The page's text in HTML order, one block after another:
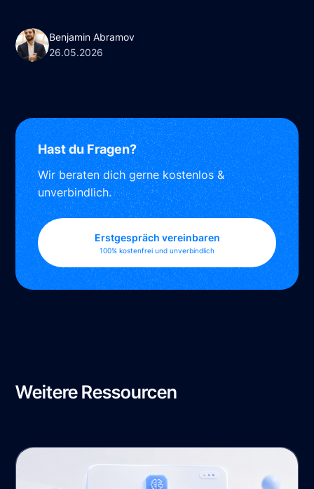
Benjamin Abramov
26.05.2026
Hast du Fragen?
Wir beraten dich gerne kostenlos &
unverbindlich.
Erstgespräch vereinbaren
100% kostenfrei und unverbindlich
Weitere Ressourcen